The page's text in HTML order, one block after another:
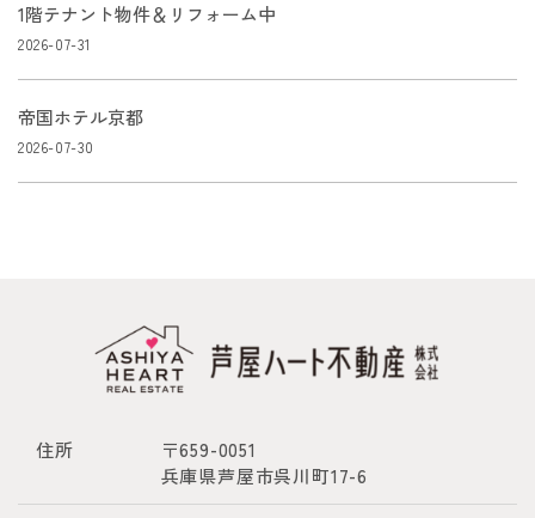
1階テナント物件＆リフォーム中
2026-07-31
帝国ホテル京都
2026-07-30
住所
〒659-0051
兵庫県芦屋市呉川町17-6